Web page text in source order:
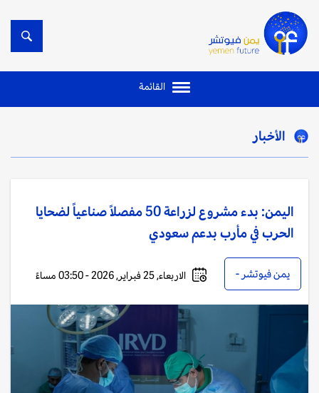
القائمة
الأخبار
اليمن: بدء مشروع لزراعة 50 مفصلاً صناعياً لضحايا
الحرب في مأرب بدعم سعودي
يمن فيوتشر - الاربعاء, 25 فبراير, 2026 - 03:50 مساءً